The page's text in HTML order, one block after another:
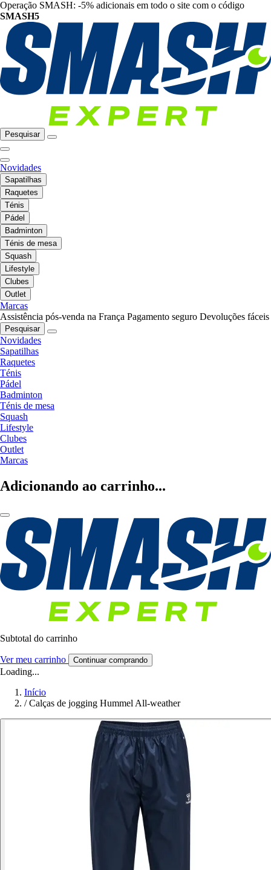
Operação SMASH: -5% adicionais em todo o site com o código
SMASH5
Pesquisar
Novidades
Sapatilhas
Raquetes
Ténis
Pádel
Badminton
Ténis de mesa
Squash
Lifestyle
Clubes
Outlet
Marcas
Assistência pós-venda na França Pagamento seguro Devoluções fáceis
Pesquisar
Novidades
Sapatilhas
Raquetes
Ténis
Pádel
Badminton
Ténis de mesa
Squash
Lifestyle
Clubes
Outlet
Marcas
Adicionando ao carrinho...
Subtotal do carrinho
Ver meu carrinho Continuar comprando
Loading...
Início
/ Calças de jogging Hummel All-weather